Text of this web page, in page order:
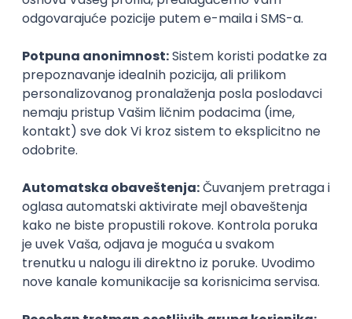
Game Presenter
Corelite d.o.o.
Beograd
1., 2. i 3. smena
Puno radno vreme
neto: 100.000 - 152.000 RSD (mesečna plata)
Prvi posao